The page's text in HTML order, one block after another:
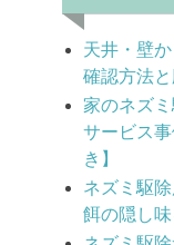
天井・壁
確認方法
家のネズ
サービス
き】
ネズミ駆
餌の隠し